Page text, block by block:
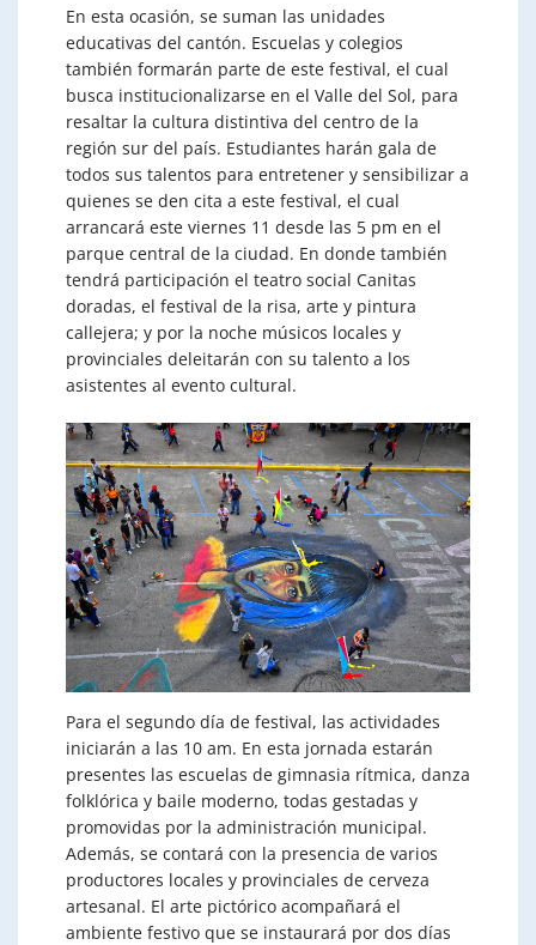
En esta ocasión, se suman las unidades
educativas del cantón. Escuelas y colegios
también formarán parte de este festival, el cual
busca institucionalizarse en el Valle del Sol, para
resaltar la cultura distintiva del centro de la
región sur del país. Estudiantes harán gala de
todos sus talentos para entretener y sensibilizar a
quienes se den cita a este festival, el cual
arrancará este viernes 11 desde las 5 pm en el
parque central de la ciudad. En donde también
tendrá participación el teatro social Canitas
doradas, el festival de la risa, arte y pintura
callejera; y por la noche músicos locales y
provinciales deleitarán con su talento a los
asistentes al evento cultural.
Para el segundo día de festival, las actividades
iniciarán a las 10 am. En esta jornada estarán
presentes las escuelas de gimnasia rítmica, danza
folklórica y baile moderno, todas gestadas y
promovidas por la administración municipal.
Además, se contará con la presencia de varios
productores locales y provinciales de cerveza
artesanal. El arte pictórico acompañará el
ambiente festivo que se instaurará por dos días